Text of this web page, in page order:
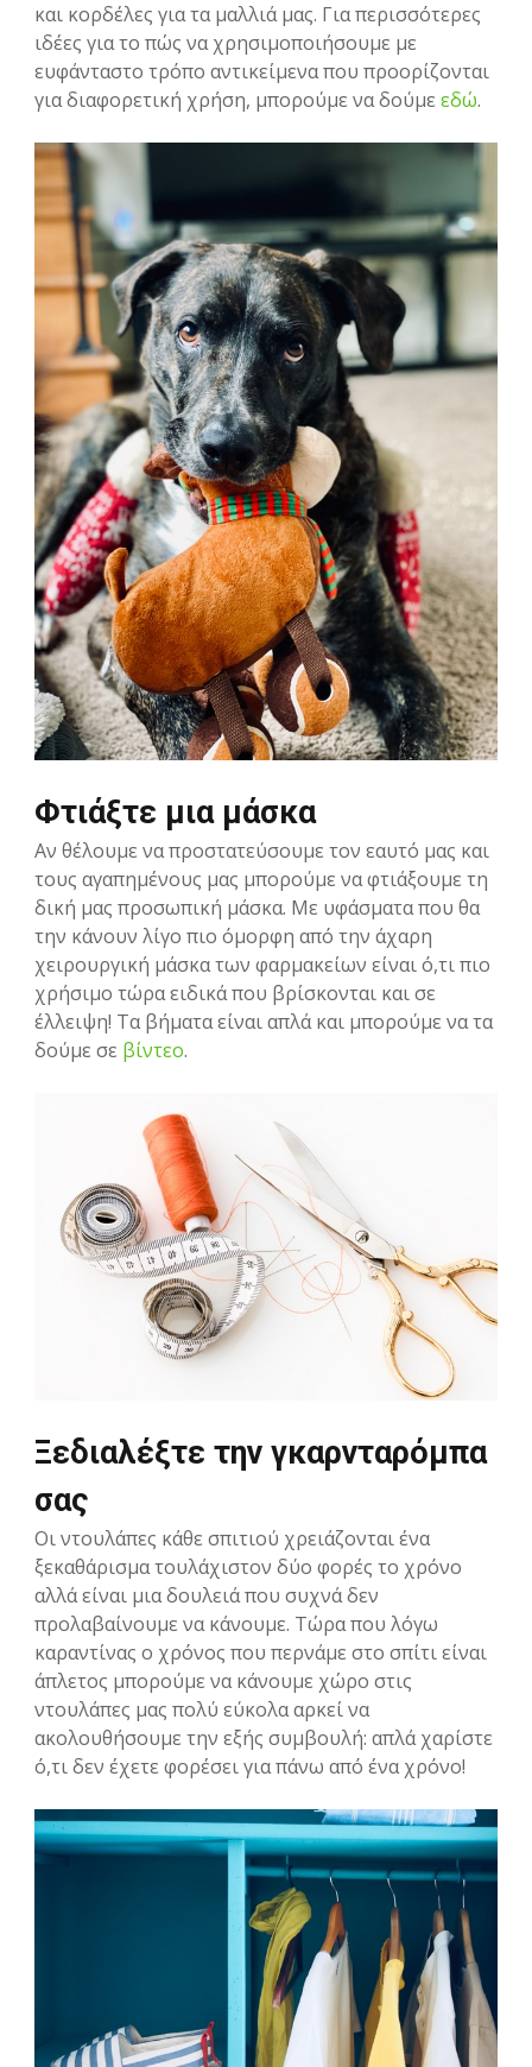
και κορδέλες για τα μαλλιά μας. Για περισσότερες
ιδέες για το πώς να χρησιμοποιήσουμε με
ευφάνταστο τρόπο αντικείμενα που προορίζονται
για διαφορετική χρήση, μπορούμε να δούμε εδώ.
Φτιάξτε μια μάσκα
Αν θέλουμε να προστατεύσουμε τον εαυτό μας και
τους αγαπημένους μας μπορούμε να φτιάξουμε τη
δική μας προσωπική μάσκα. Με υφάσματα που θα
την κάνουν λίγο πιο όμορφη από την άχαρη
χειρουργική μάσκα των φαρμακείων είναι ό,τι πιο
χρήσιμο τώρα ειδικά που βρίσκονται και σε
έλλειψη! Τα βήματα είναι απλά και μπορούμε να τα
δούμε σε βίντεο.
Ξεδιαλέξτε την γκαρνταρόμπα
σας
Οι ντουλάπες κάθε σπιτιού χρειάζονται ένα
ξεκαθάρισμα τουλάχιστον δύο φορές το χρόνο
αλλά είναι μια δουλειά που συχνά δεν
προλαβαίνουμε να κάνουμε. Τώρα που λόγω
καραντίνας ο χρόνος που περνάμε στο σπίτι είναι
άπλετος μπορούμε να κάνουμε χώρο στις
ντουλάπες μας πολύ εύκολα αρκεί να
ακολουθήσουμε την εξής συμβουλή: απλά χαρίστε
ό,τι δεν έχετε φορέσει για πάνω από ένα χρόνο!